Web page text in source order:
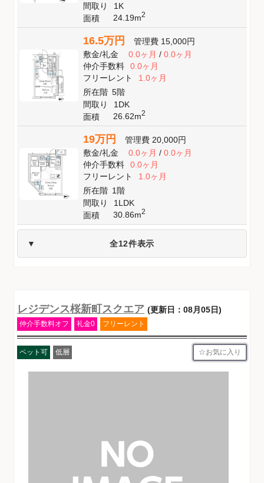
間取り
1K
面積
24.19m2
16.5万円 管理費 15,000円
敷金/礼金 0.0ヶ月/ 0.0ヶ月
仲介手数料
0.0ヶ月
フリーレント
1.0ヶ月
所在階 5階
間取り
1DK
面積
26.62m2
19万円 管理費 20,000円
敷金/礼金 0.0ヶ月/ 0.0ヶ月
仲介手数料
0.0ヶ月
フリーレント
1.0ヶ月
所在階 1階
間取り
1LDK
面積
30.86m2
全12件表示
レジデンス桜新町スクエア (更新日：08月05日)
仲介手数料オフ 礼金0 フリーレント
ペット可 低層 お気に入り